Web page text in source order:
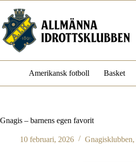
innehåll
Amerikansk fotboll Basket
Gnagis – barnens egen favorit
10 februari, 2026 Gnagisklubben,